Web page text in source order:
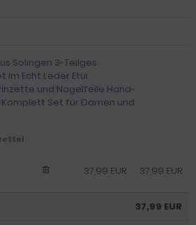
Solingen 3-Teilges
im Echt Leder Etui
und Nagelfeile Hand-
Set für Damen und
37,99 EUR
37,99 EUR
37,99 EUR